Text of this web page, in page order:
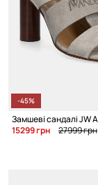
-45%
Замшеві сандалі JW
15299 грн
27999 грн